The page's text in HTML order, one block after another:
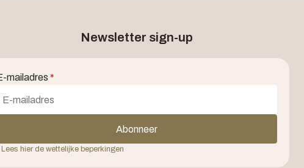
Newsletter sign-up
mailadres *
Abonneer
Lees hier de wettelijke beperkingen